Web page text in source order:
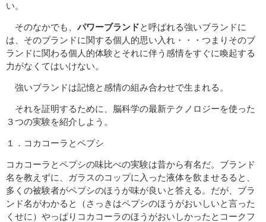
い。
そのなかでも、 パワーブランドと呼ばれる強いブランドに
は、そのブランドに関する個人的思い入れ・・・つまりそのブ
ランドに関わる個人的体験とそれに伴う感情をすぐに喚起する
力がなくてはいけない。
強いブランドは記憶と感情の組み合わせで生まれる。
それを証明するために、脳科学の最新テクノロジーを使った
３つの実験を紹介しよう。
１．コカコーラとペプシ
コカコーラとペプシの味比べの実験は昔から有名だ。ブランド
名を教えずに、ガラスのコップに入った液体を飲ませるると、
多くの被験者がペプシのほうが味が良いと答える。だが、ブラ
ンド名がわかると（さっきはペプシのほうがおいしいと言った
くせに）やっぱりコカコーラのほうがおいしかったとコークフ